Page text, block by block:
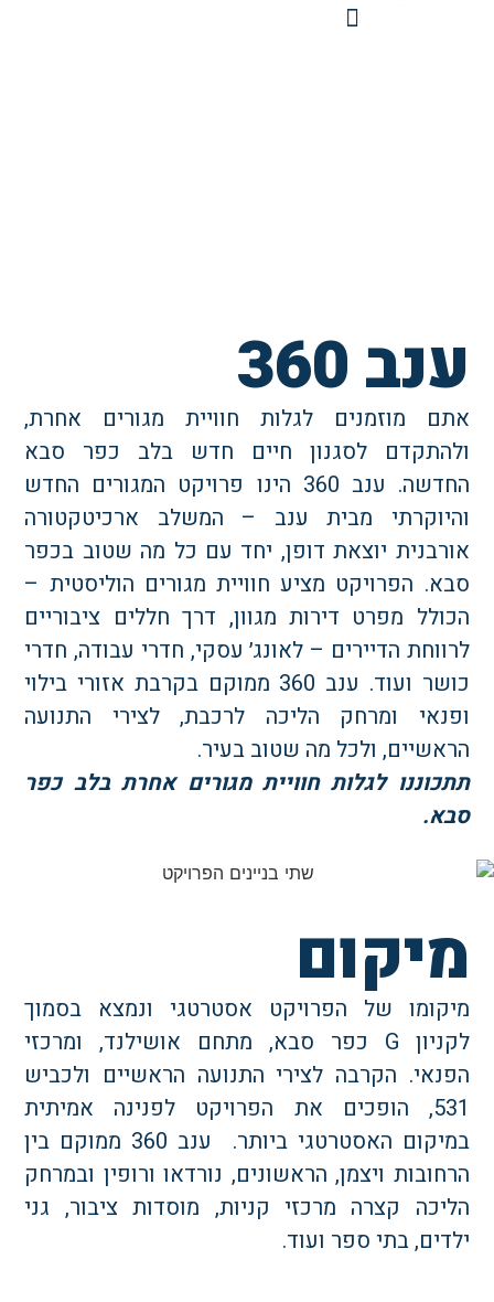
360
מוזמנים לגלות חוויית מגורים אחרת,
לסגנון חיים חדש בלב כפר סבא
החדשה. ענב 360 הינו פרויקט המגורים החדש
מבית ענב – המשלב ארכיטקטורה
יוצאת דופן, יחד עם כל מה שטוב בכפר
הפרויקט מציע חוויית מגורים הוליסטית –
מפרט דירות מגוון, דרך חללים ציבוריים
הדיירים – לאונג׳ עסקי, חדרי עבודה, חדרי
כושר ועוד. ענב 360 ממוקם בקרבת אזורי בילוי
ומרחק הליכה לרכבת, לצירי התנועה
ולכל מה שטוב בעיר.
לגלות חוויית מגורים אחרת בלב כפר
של הפרויקט אסטרטגי ונמצא בסמוך
לקניון G כפר סבא, מתחם אושילנד, ומרכזי
הקרבה לצירי התנועה הראשיים ולכביש
531, הופכים את הפרויקט לפנינה אמיתית
במיקום האסטרטגי ביותר. ענב 360 ממוקם בין
ויצמן, הראשונים, נורדאו ורופין ובמרחק
קצרה מרכזי קניות, מוסדות ציבור, גני
בתי ספר ועוד.